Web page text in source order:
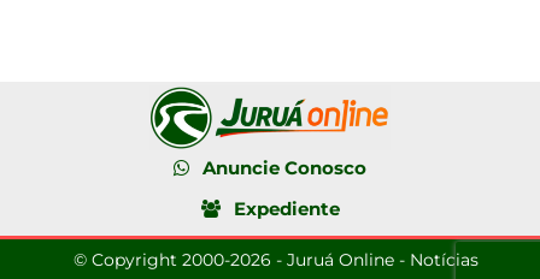
Anuncie Conosco
Expediente
© Copyright 2000-2026 - Juruá Online - Notícias